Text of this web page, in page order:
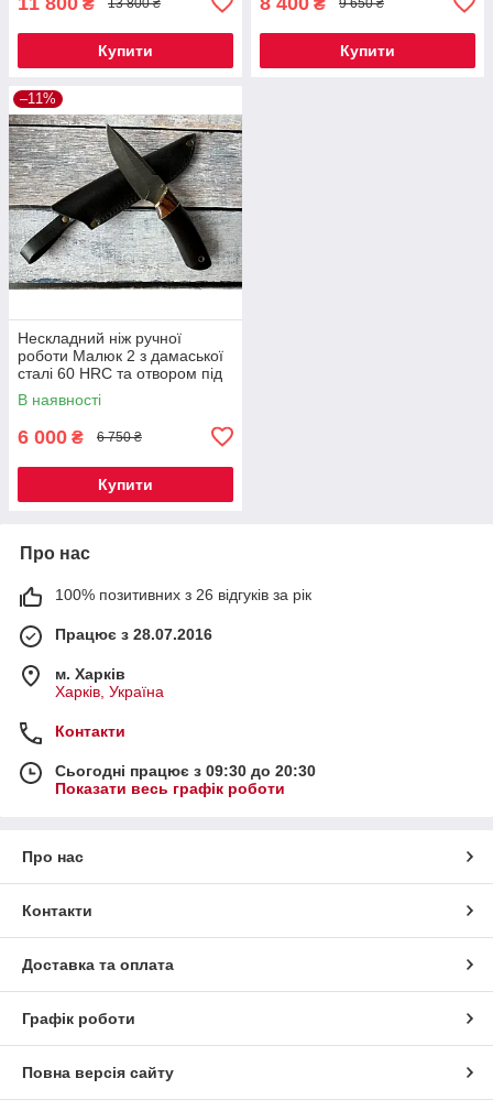
13 800 ₴
Купити
9 650 ₴
Купити
–11%
Нескладний ніж ручної
роботи Малюк 2 з дамаської
сталі 60 HRC та отвором під
темляк, шкіряний чохол у
комплекті
В наявності
6 000 ₴ 6 750 ₴
Купити
Про нас
100% позитивних з 26 відгуків за рік
Працює з 28.07.2016
м. Харків
Харків, Україна
Контакти
Сьогодні працює з 09:30 до 20:30
Показати весь графік роботи
Про нас
Контакти
Доставка та оплата
Графік роботи
Повна версія сайту